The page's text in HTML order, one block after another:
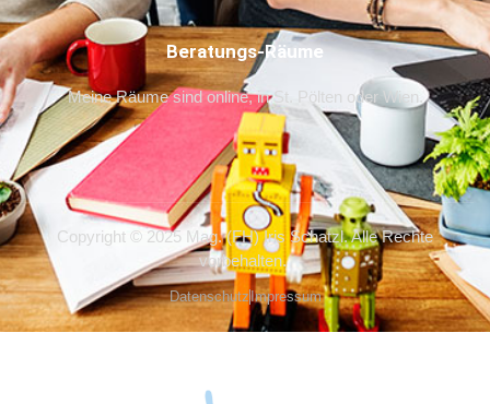
Beratungs-Räume
Meine Räume sind online, in St. Pölten oder Wien.
Copyright © 2025 Mag. (FH) Iris Schatzl. Alle Rechte
vorbehalten.
DatenschutzImpressum